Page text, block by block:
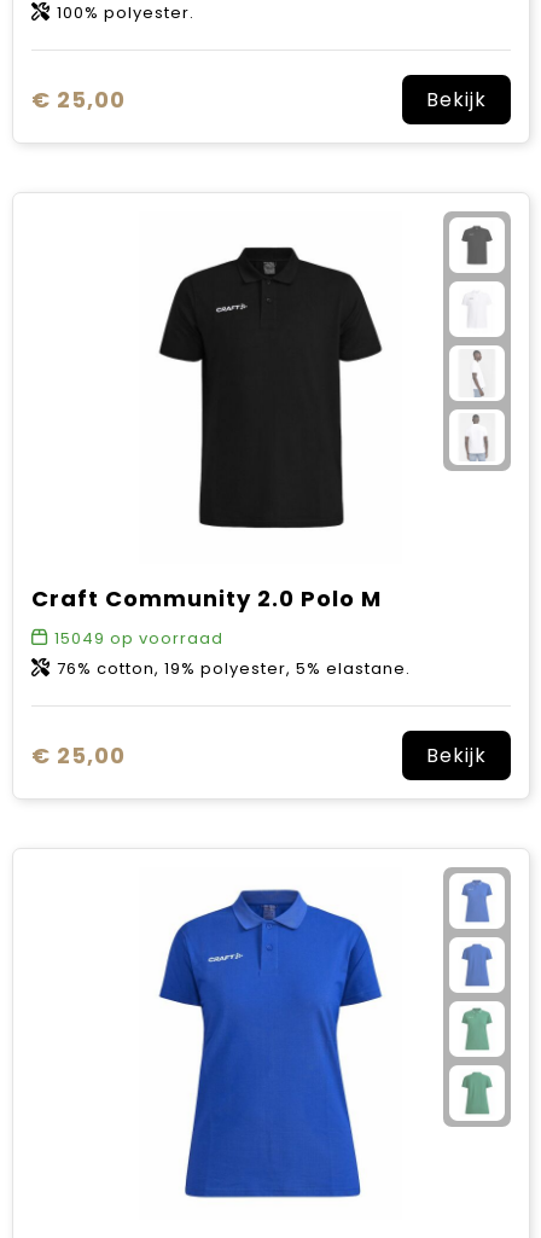
100% polyester.
€ 25,00 Bekijk
Craft Community 2.0 Polo M
15049 op voorraad
76% cotton, 19% polyester, 5% elastane.
€ 25,00 Bekijk